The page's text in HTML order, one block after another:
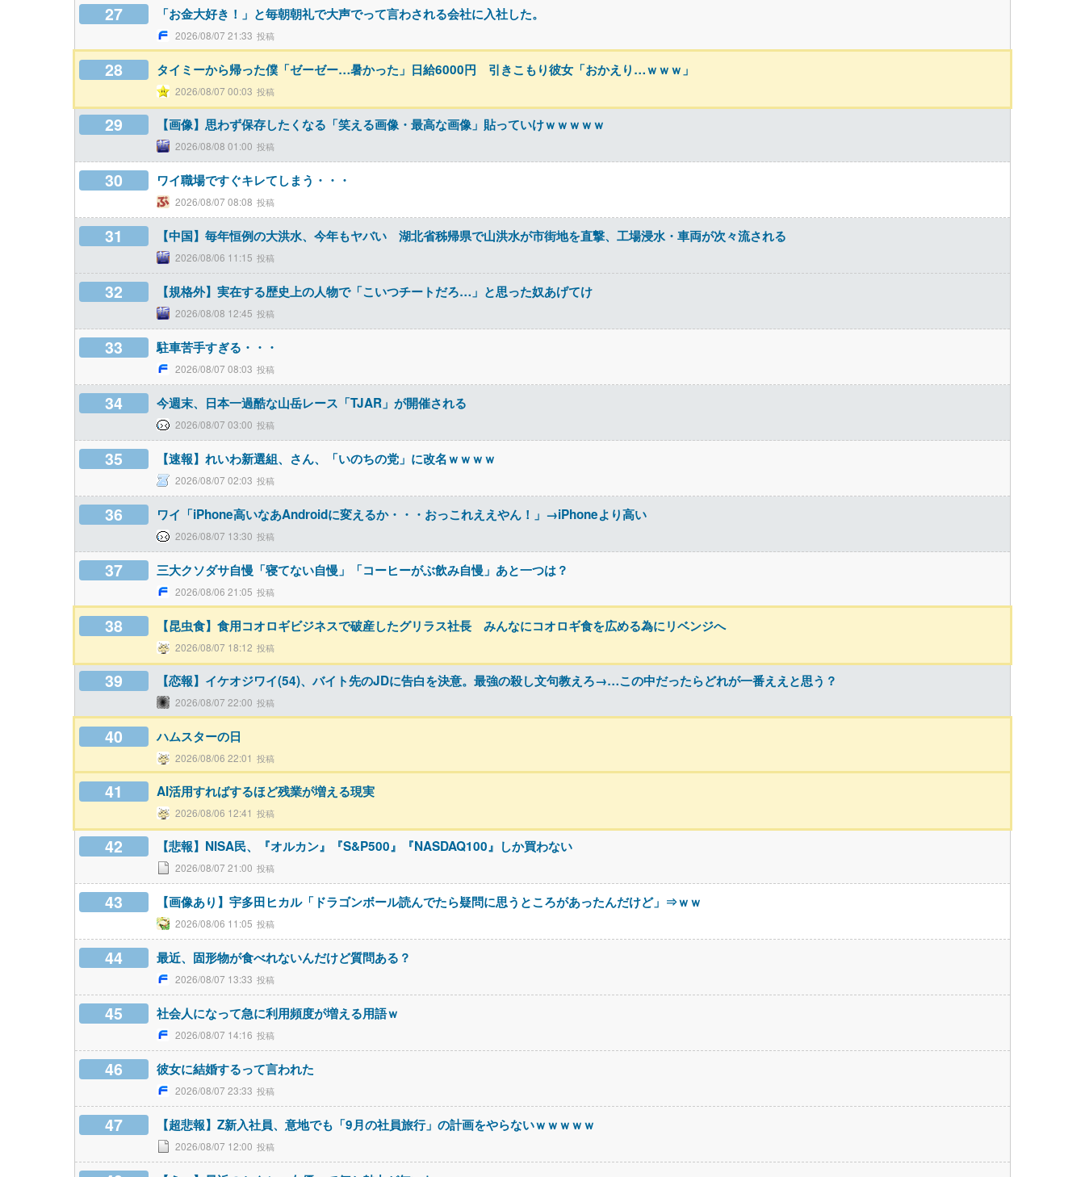
27 「お金大好き！」と毎朝朝礼で大声でって言わされる会社に入社した。
2026/08/07 21:33
28 タイミーから帰った僕「ゼーゼー…暑かった」日給6000円 引きこもり彼女「おかえり…ｗｗｗ」
2026/08/07 00:03
29 【画像】思わず保存したくなる「笑える画像・最高な画像」貼っていけｗｗｗｗｗ
2026/08/08 01:00
30 ワイ職場ですぐキレてしまう・・・
2026/08/07 08:08
31 【中国】毎年恒例の大洪水、今年もヤバい 湖北省秭帰県で山洪水が市街地を直撃、工場浸水・車両が次々流される
2026/08/06 11:15
32 【規格外】実在する歴史上の人物で「こいつチートだろ…」と思った奴あげてけ
2026/08/08 12:45
33 駐車苦手すぎる・・・
2026/08/07 08:03
34 今週末、日本一過酷な山岳レース「TJAR」が開催される
2026/08/07 03:00
35 【速報】れいわ新選組、さん、「いのちの党」に改名ｗｗｗｗ
2026/08/07 02:03
36 ワイ「iPhone高いなあAndroidに変えるか・・・おっこれええやん！」→iPhoneより高い
2026/08/07 13:30
37 三大クソダサ自慢「寝てない自慢」「コーヒーがぶ飲み自慢」あと一つは？
2026/08/06 21:05
38 【昆虫食】食用コオロギビジネスで破産したグリラス社長 みんなにコオロギ食を広める為にリベンジへ
2026/08/07 18:12
39 【恋報】イケオジワイ(54)、バイト先のJDに告白を決意。最強の殺し文句教えろ→…この中だったらどれが一番ええと思う？
2026/08/07 22:00
40 ハムスターの日
2026/08/06 22:01
41 AI活用すればするほど残業が増える現実
2026/08/06 12:41
42 【悲報】NISA民、『オルカン』『S&P500』『NASDAQ100』しか買わない
2026/08/07 21:00
43 【画像あり】宇多田ヒカル「ドラゴンボール読んでたら疑問に思うところがあったんだけど」⇒ｗｗ
2026/08/06 11:05
44 最近、固形物が食べれないんだけど質問ある？
2026/08/07 13:33
45 社会人になって急に利用頻度が増える用語ｗ
2026/08/07 14:16
46 彼女に結婚するって言われた
2026/08/07 23:33
47 【超悲報】Z新入社員、意地でも「9月の社員旅行」の計画をやらないｗｗｗｗｗ
2026/08/07 12:00